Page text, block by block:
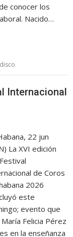
conocer los
Nacido…
Internacional
22 jun
La XVI edición
de Coros
2026
este
evento que
Felicia Pérez
en la enseñanza